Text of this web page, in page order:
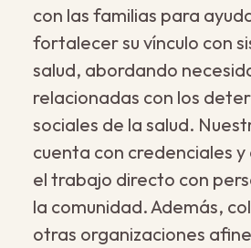
con las familias para
fortalecer su vínculo con
salud, abordando
relacionadas con los
sociales de la salud.
cuenta con credenciales
el trabajo directo con
la comunidad. Además,
otras organizaciones